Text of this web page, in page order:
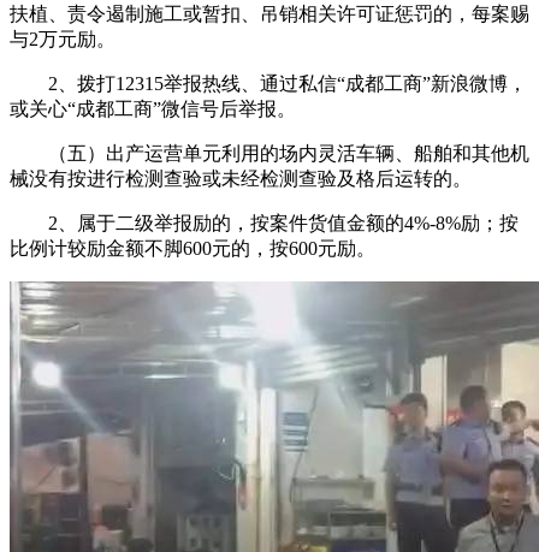
扶植、责令遏制施工或暂扣、吊销相关许可证惩罚的，每案赐
与2万元励。
2、拨打12315举报热线、通过私信“成都工商”新浪微博，
或关心“成都工商”微信号后举报。
（五）出产运营单元利用的场内灵活车辆、船舶和其他机
械没有按进行检测查验或未经检测查验及格后运转的。
2、属于二级举报励的，按案件货值金额的4%-8%励；按
比例计较励金额不脚600元的，按600元励。